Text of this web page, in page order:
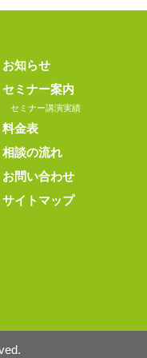
お知らせ
セミナー案内
セミナー講演実績
料金表
相談の流れ
お問い合わせ
サイトマップ